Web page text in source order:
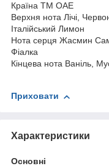
Країна ТМ ОАЕ
Верхня нота Лічі,
Італійський Лимон
Нота серця Жасмин
Фіалка
Кінцева нота Ваніль,
Приховати
Характеристики
Основні